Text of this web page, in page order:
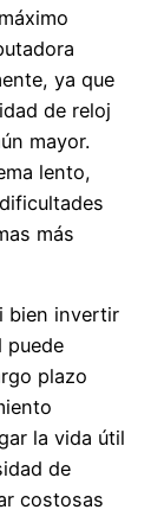
ya que
de reloj
mayor.
lento,
más
bien invertir
puede
plazo
la vida útil
de
costosas